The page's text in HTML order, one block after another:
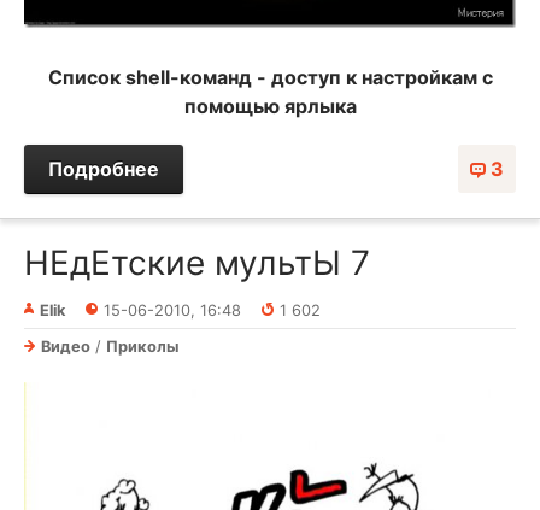
Список shell-команд - доступ к настройкам с
помощью ярлыка
3
Подробнее
НЕдЕтские мультЫ 7
Elik 15-06-2010, 16:48
1 602
Видео / Приколы